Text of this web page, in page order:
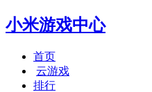
小米游戏中心
首页
云游戏
排行